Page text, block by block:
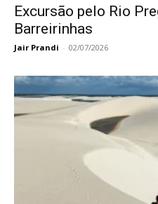
Excursão pelo Rio
Barreirinhas
Jair Prandi - 02/07/2026